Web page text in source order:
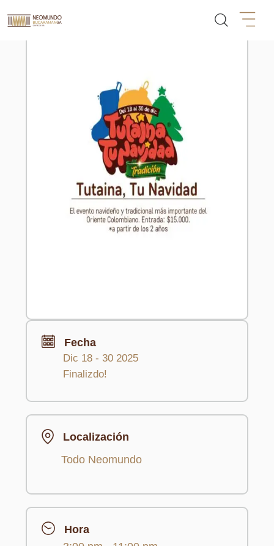
Fecha
Dic 18 - 30 2025
Finalizdo!
Localización
Todo Neomundo
Hora